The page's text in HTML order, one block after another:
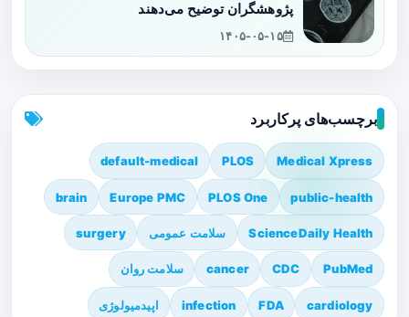
پژوهشگران توضیح می‌دهند
۱۴۰۵-۰۵-۱۵
برچسب‌های پرکاربرد
Medical Xpress
PLOS
default-medical
public-health
PLOS One
Europe PMC
brain
ScienceDaily Health سلامت عمومی surgery
PubMed
CDC
cancer سلامت روان
cardiology
FDA
infection اپیدمیولوژی